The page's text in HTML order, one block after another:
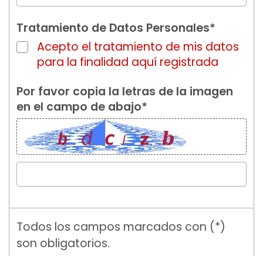
Tratamiento de Datos Personales*
Acepto el tratamiento de mis datos
para la finalidad aquí registrada
Por favor copia la letras de la imagen
en el campo de abajo*
Todos los campos marcados con (*)
son obligatorios.